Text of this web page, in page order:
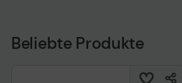
Beliebte Produkte